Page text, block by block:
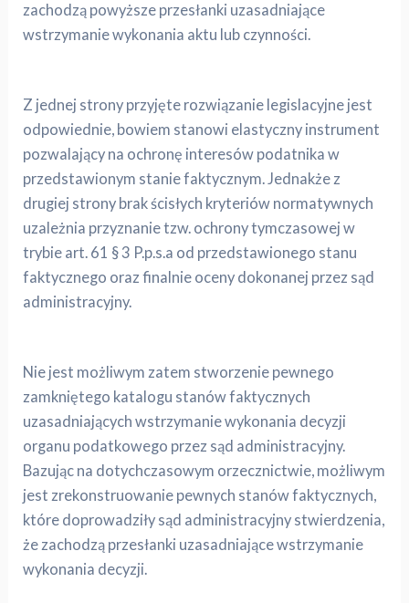
zachodzą powyższe przesłanki uzasadniające
wstrzymanie wykonania aktu lub czynności.
Z jednej strony przyjęte rozwiązanie legislacyjne jest
odpowiednie, bowiem stanowi elastyczny instrument
pozwalający na ochronę interesów podatnika w
przedstawionym stanie faktycznym. Jednakże z
drugiej strony brak ścisłych kryteriów normatywnych
uzależnia przyznanie tzw. ochrony tymczasowej w
trybie art. 61 § 3 P.p.s.a od przedstawionego stanu
faktycznego oraz finalnie oceny dokonanej przez sąd
administracyjny.
Nie jest możliwym zatem stworzenie pewnego
zamkniętego katalogu stanów faktycznych
uzasadniających wstrzymanie wykonania decyzji
organu podatkowego przez sąd administracyjny.
Bazując na dotychczasowym orzecznictwie, możliwym
jest zrekonstruowanie pewnych stanów faktycznych,
które doprowadziły sąd administracyjny stwierdzenia,
że zachodzą przesłanki uzasadniające wstrzymanie
wykonania decyzji.